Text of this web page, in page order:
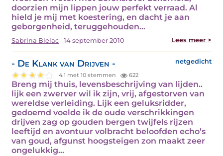
doorzien mijn lippen jouw perfekt verraad. Al
hield je mij met koestering, en dacht je aan
geborgenheid, teruggehouden…
Sabrina Bielac 14 september 2010 Lees meer >
- De Klank van Drijven - netgedicht
4.1 met 10 stemmen 622
Breng mij thuis, levensbeschrijving van lijden..
lijk een zwerver wil ik zijn, vrij, afgestorven van
wereldse verleiding. Lijk een geluksridder,
gedoemd voelde ik de oude verschrikkingen
drijven zag op gouden bergen twijfels rijzen
leeftijd en avontuur volbracht beloofden echo’s
van goud, afgunst hoogsteigen zon maakt zeer
ongelukkig…